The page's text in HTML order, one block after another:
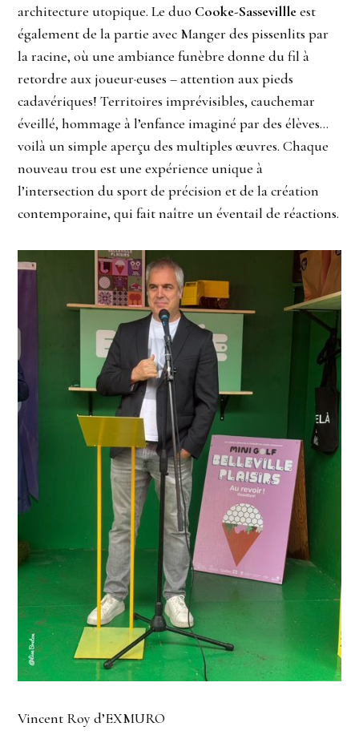
architecture utopique. Le duo Cooke-Sassevillleest
également de la partie avec Manger des pissenlits par
la racine, où une ambiance funèbre donne du fil à
retordre aux joueur·euses – attention aux pieds
cadavériques! Territoires imprévisibles, cauchemar
éveillé, hommage à l’enfance imaginé par des élèves…
voilà un simple aperçu des multiples œuvres. Chaque
nouveau trou est une expérience unique à
l’intersection du sport de précision et de la création
contemporaine, qui fait naître un éventail de réactions.
Vincent Roy d’EXMURO